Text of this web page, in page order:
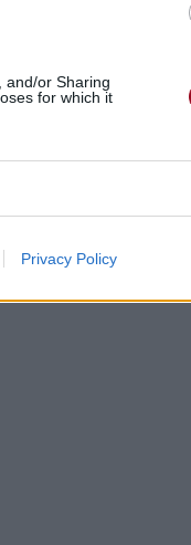
and/or Sharing
for which it
Privacy Policy